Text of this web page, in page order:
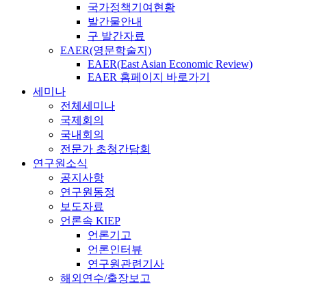
국가정책기여현황
발간물안내
구 발간자료
EAER(영문학술지)
EAER(East Asian Economic Review)
EAER 홈페이지 바로가기
세미나
전체세미나
국제회의
국내회의
전문가 초청간담회
연구원소식
공지사항
연구원동정
보도자료
언론속 KIEP
언론기고
언론인터뷰
연구원관련기사
해외연수/출장보고